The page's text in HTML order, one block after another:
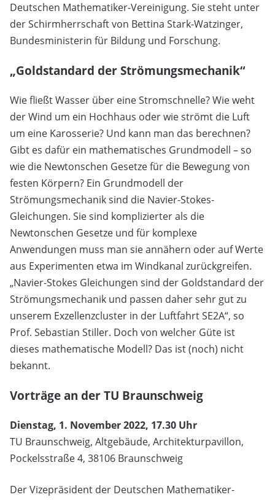
Deutschen Mathematiker-Vereinigung. Sie steht unter
der Schirmherrschaft von Bettina Stark-Watzinger,
Bundesministerin für Bildung und Forschung.
„Goldstandard der Strömungsmechanik“
Wie fließt Wasser über eine Stromschnelle? Wie weht
der Wind um ein Hochhaus oder wie strömt die Luft
um eine Karosserie? Und kann man das berechnen?
Gibt es dafür ein mathematisches Grundmodell – so
wie die Newtonschen Gesetze für die Bewegung von
festen Körpern? Ein Grundmodell der
Strömungsmechanik sind die Navier-Stokes-
Gleichungen. Sie sind komplizierter als die
Newtonschen Gesetze und für komplexe
Anwendungen muss man sie annähern oder auf Werte
aus Experimenten etwa im Windkanal zurückgreifen.
„Navier-Stokes Gleichungen sind der Goldstandard der
Strömungsmechanik und passen daher sehr gut zu
unserem Exzellenzcluster in der Luftfahrt SE2A“, so
Prof. Sebastian Stiller. Doch von welcher Güte ist
dieses mathematische Modell? Das ist (noch) nicht
bekannt.
Vorträge an der TU Braunschweig
Dienstag, 1. November 2022, 17.30 Uhr
TU Braunschweig, Altgebäude, Architekturpavillon,
Pockelsstraße 4, 38106 Braunschweig
Der Vizepräsident der Deutschen Mathematiker-